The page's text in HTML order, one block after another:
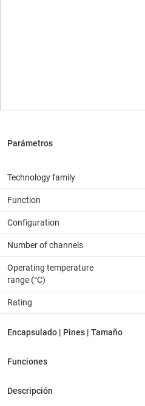
Technology family
Function
Configuration
Number of channels
Operating temperature
range (°C)
Rating